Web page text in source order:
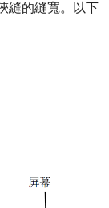
縫的縫寬。以下